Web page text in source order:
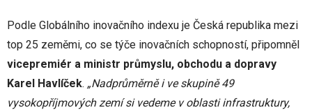
Podle Globálního inovačního indexu je Česká republika mezi
top 25 zeměmi, co se týče inovačních schopností, připomněl
vicepremiér a ministr průmyslu, obchodu a dopravy
Karel Havlíček. „Nadprůměrně i ve skupině 49
vysokopříjmových zemí si vedeme v oblasti infrastruktury,